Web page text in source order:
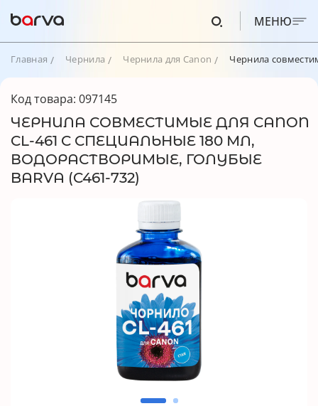
МЕНЮ
Главная Чернила Чернила для Canon Чернила
Код товара: 097145
ЧЕРНИЛА СОВМЕСТИМЫЕ ДЛЯ CANON
CL-461 C СПЕЦИАЛЬНЫЕ 180 МЛ,
ВОДОРАСТВОРИМЫЕ, ГОЛУБЫЕ
BARVA (C461-732)